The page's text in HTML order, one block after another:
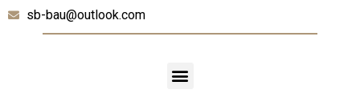
sb-bau@outlook.com